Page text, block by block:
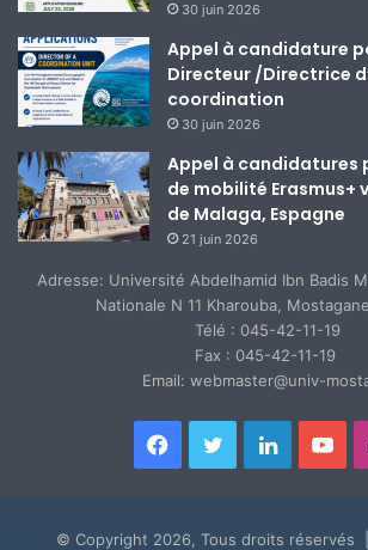
30 juin 2026
Appel à candidature
Directeur /Directrice
coordination
30 juin 2026
Appel à candidatures
de mobilité Erasmus+
de Malaga, Espagne
21 juin 2026
Adresse: Université Abdelhamid Ibn Badis
Nationale N 11 Kharouba,
Télé : 045-42-11-19
Fax : 045-42-11-19
Email: webmaster@univ-
Facebook
TwitterLinkedin
© Copyright 2026, Tous droits réservés